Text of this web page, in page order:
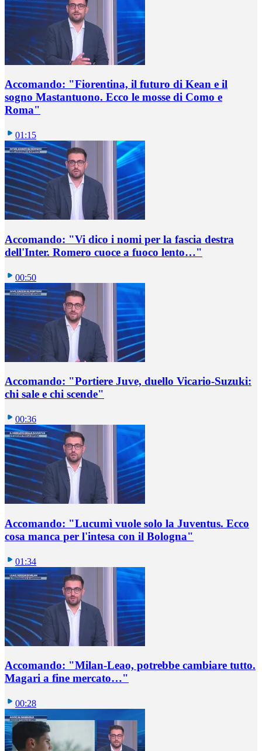
Accomando: "Fiorentina, il futuro di Kean e il
sogno Mastantuono. Ecco le mosse di Como e
Roma"
01:15
Accomando: "Vi dico i nomi per la fascia destra
dell'Inter. Romero cuoce a fuoco lento…"
00:50
Accomando: "Portiere Juve, duello Vicario-Suzuki:
chi sale e chi scende"
00:36
Accomando: "Lucumì vuole solo la Juventus. Ecco
cosa manca per l'intesa con il Bologna"
01:34
Accomando: "Milan-Leao, potrebbe cambiare tutto.
Magari a fine mercato…"
00:28